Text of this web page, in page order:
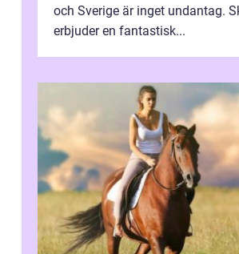
och Sverige är inget undantag.
erbjuder en fantastisk...